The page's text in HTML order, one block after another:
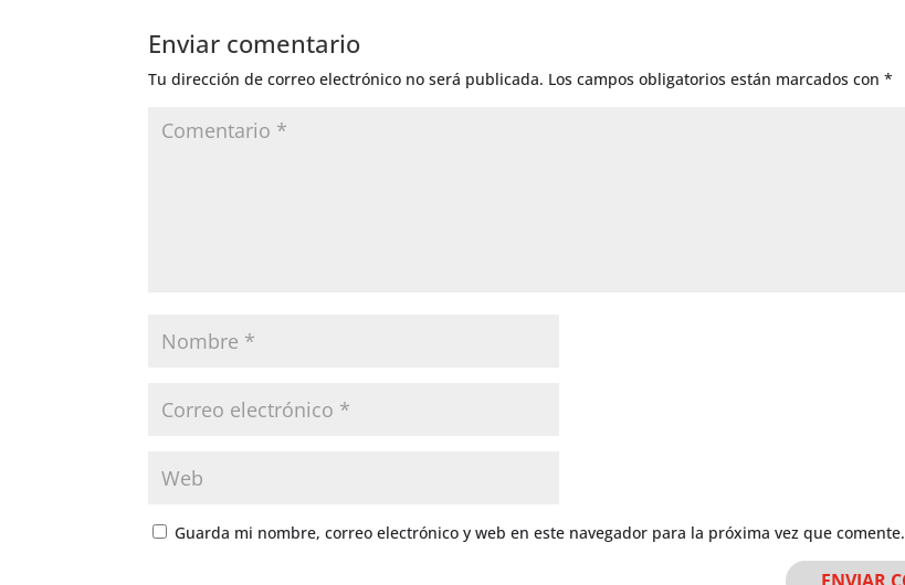
Enviar comentario
Tu dirección de correo electrónico no será publicada. Los campos obligatorios están marcados con*
Guarda mi nombre, correo electrónico y web en este navegador para la próxima vez que comente.